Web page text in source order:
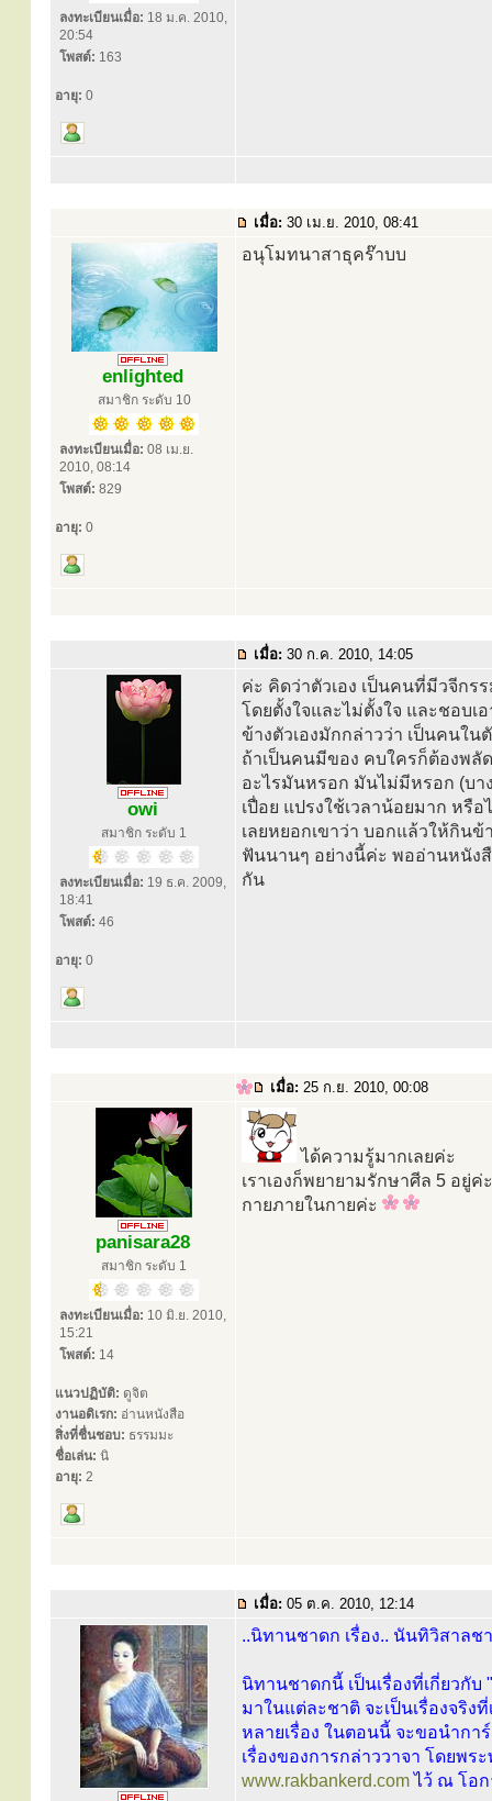
ลงทะเบียนเมื่อ: 18 ม.ค. 2010,
20:54
โพสต์: 163
อายุ: 0
เมื่อ: 30 เม.ย. 2010, 08:41
enlighted
สมาชิก ระดับ 10
ลงทะเบียนเมื่อ: 08 เม.ย.
2010, 08:14
โพสต์: 829
อายุ: 0
อนุโมทนาสาธุคร๊าบบ
เมื่อ: 30 ก.ค. 2010, 14:05
owi
สมาชิก ระดับ 1
ลงทะเบียนเมื่อ: 19 ธ.ค. 2009,
18:41
โพสต์: 46
อายุ: 0
ค่ะ คิดว่าตัวเอง เป็นคนที่มีวจีกร
โดยตั้งใจและไม่ตั้งใจ และชอบเ
ข้างตัวเองมักกล่าวว่า เป็นคนใน
ถ้าเป็นคนมีของ คบใครก็ต้องพลั
อะไรมันหรอก มันไม่มีหรอก (บา
เปื่อย แปรงใช้เวลาน้อยมาก หรื
เลยหยอกเขาว่า บอกแล้วให้กิน
ฟันนานๆ อย่างนี้ค่ะ พออ่านหนัง
กัน
เมื่อ: 25 ก.ย. 2010, 00:08
panisara28
สมาชิก ระดับ 1
ลงทะเบียนเมื่อ: 10 มิ.ย. 2010,
15:21
โพสต์: 14
แนวปฏิบัติ: ดูจิต
งานอดิเรก: อ่านหนังสือ
สิ่งที่ชื่นชอบ: ธรรมมะ
ชื่อเล่น: นิ
อายุ: 2
ได้ความรู้มากเลยค่ะ
เราเองก็พยายามรักษาศีล 5 อยู่
กายภายในกายค่ะ
เมื่อ: 05 ต.ค. 2010, 12:14
..นิทานชาดก เรื่อง.. นันทิวิสาลช
นิทานชาดกนี้ เป็นเรื่องที่เกี่ยวกั
มาในแต่ละชาติ จะเป็นเรื่องจริ
หลายเรื่อง ในตอนนี้ จะขอนำกา
เรื่องของการกล่าววาจา โดยพ
www.rakbankerd.comไว้ ณ โอ